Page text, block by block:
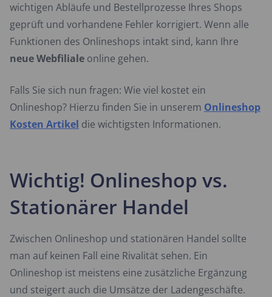
wichtigen Abläufe und Bestellprozesse Ihres Shops
geprüft und vorhandene Fehler korrigiert. Wenn alle
Funktionen des Onlineshops intakt sind, kann Ihre
neue Webfiliale online gehen.
Falls Sie sich nun fragen: Wie viel kostet ein
Onlineshop? Hierzu finden Sie in unserem Onlineshop
Kosten Artikel die wichtigsten Informationen.
Wichtig! Onlineshop vs.
Stationärer Handel
Zwischen Onlineshop und stationären Handel sollte
man auf keinen Fall eine Rivalität sehen. Ein
Onlineshop ist meistens eine zusätzliche Ergänzung
und steigert auch die Umsätze der Ladengeschäfte.